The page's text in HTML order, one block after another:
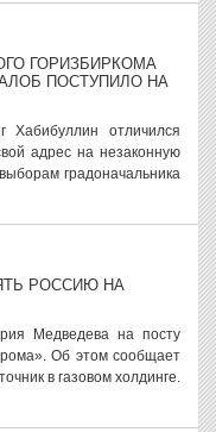
ГОРИЗБИРКОМА
ПОСТУПИЛО НА
Хабибуллин отличился
адрес на незаконную
градоначальника
РОССИЮ НА
Медведева на посту
Об этом сообщает
в газовом холдинге.